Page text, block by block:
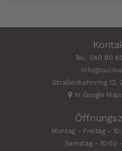
Tel.: 040 80
Straßenbahnring 12,
In Google
Montag - Freitag -
Samstag - 10:00